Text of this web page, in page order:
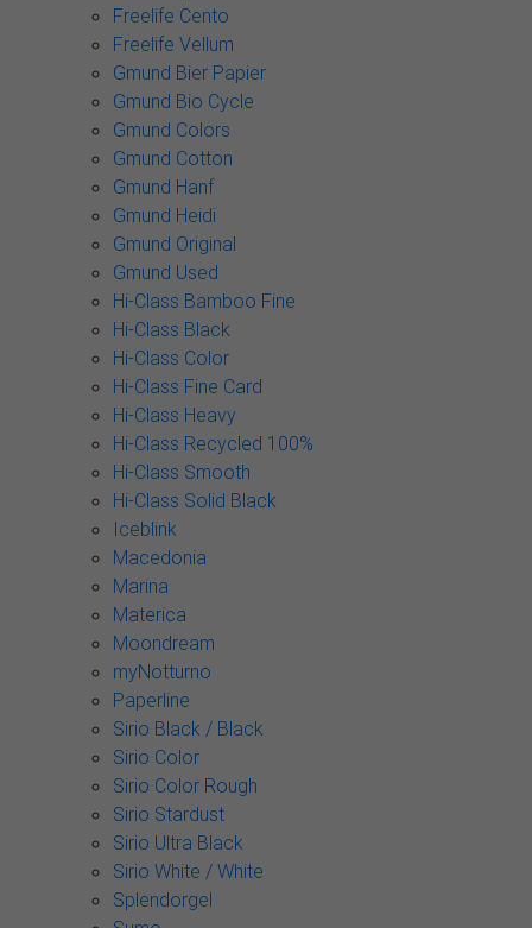
Freelife Cento
Freelife Vellum
Gmund Bier Papier
Gmund Bio Cycle
Gmund Colors
Gmund Cotton
Gmund Hanf
Gmund Heidi
Gmund Original
Gmund Used
Hi-Class Bamboo Fine
Hi-Class Black
Hi-Class Color
Hi-Class Fine Card
Hi-Class Heavy
Hi-Class Recycled 100%
Hi-Class Smooth
Hi-Class Solid Black
Iceblink
Macedonia
Marina
Materica
Moondream
myNotturno
Paperline
Sirio Black / Black
Sirio Color
Sirio Color Rough
Sirio Stardust
Sirio Ultra Black
Sirio White / White
Splendorgel